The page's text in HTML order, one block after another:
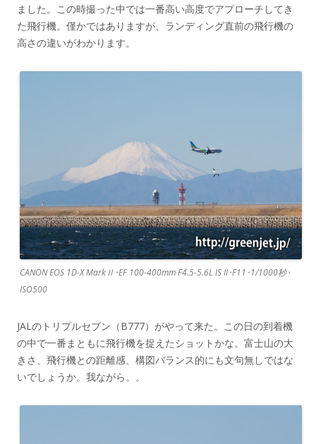
ました。この時撮った中では一番高い高度でアプローチしてき
た飛行機。僅かではありますが、ランディング直前の飛行機の
高さの違いがわかります。
CANON EOS 1D-X MarkⅡ･EF 100-400mm F4.5-5.6L IS II･F11･1/1000秒･
ISO500
JALのトリプルセブン（B777）がやって来た。この日の到着機
の中で一番まともに飛行機を捉えたショットかな。富士山の大
きさ、飛行機との距離感、構図バランス的にも文句無しではな
いでしょうか。我ながら。。